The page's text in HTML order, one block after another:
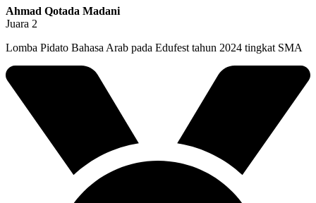
Ahmad Qotada Madani
Juara 2
Lomba Pidato Bahasa Arab pada Edufest tahun 2024 tingkat SMA